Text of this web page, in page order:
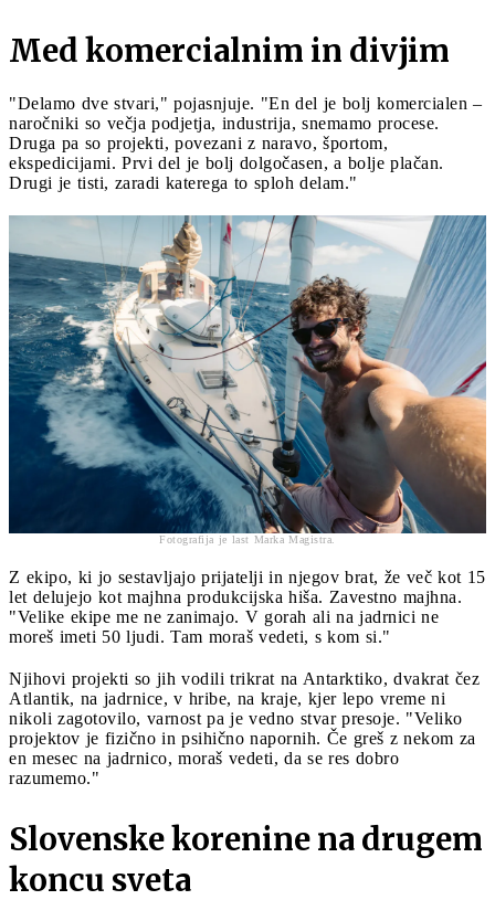
Med komercialnim in divjim
"Delamo dve stvari," pojasnjuje. "En del je bolj komercialen –
naročniki so večja podjetja, industrija, snemamo procese.
Druga pa so projekti, povezani z naravo, športom,
ekspedicijami. Prvi del je bolj dolgočasen, a bolje plačan.
Drugi je tisti, zaradi katerega to sploh delam."
Fotografija je last Marka Magistra.
Z ekipo, ki jo sestavljajo prijatelji in njegov brat, že več kot 15
let delujejo kot majhna produkcijska hiša. Zavestno majhna.
"Velike ekipe me ne zanimajo. V gorah ali na jadrnici ne
moreš imeti 50 ljudi. Tam moraš vedeti, s kom si."
Njihovi projekti so jih vodili trikrat na Antarktiko, dvakrat čez
Atlantik, na jadrnice, v hribe, na kraje, kjer lepo vreme ni
nikoli zagotovilo, varnost pa je vedno stvar presoje. "Veliko
projektov je fizično in psihično napornih. Če greš z nekom za
en mesec na jadrnico, moraš vedeti, da se res dobro
razumemo."
Slovenske korenine na drugem
koncu sveta